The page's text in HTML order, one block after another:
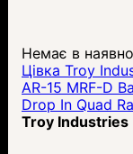
Немає в
Цівка Troy
AR-15 MRF-D
Drop In Quad
Troy Industries